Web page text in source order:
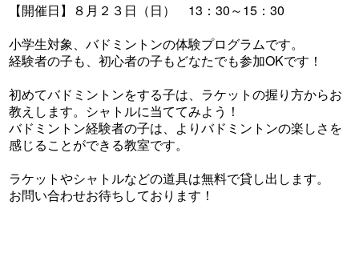
【開催日】８月２３日（日） 13：30～15：30
小学生対象、バドミントンの体験プログラムです。
経験者の子も、初心者の子もどなたでも参加OKです！
初めてバドミントンをする子は、ラケットの握り方からお
教えします。シャトルに当ててみよう！
バドミントン経験者の子は、よりバドミントンの楽しさを
感じることができる教室です。
ラケットやシャトルなどの道具は無料で貸し出します。
お問い合わせお待ちしております！